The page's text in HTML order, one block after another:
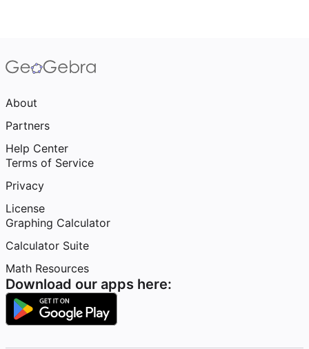
About
Partners
Help Center
Terms of Service
Privacy
License
Graphing Calculator
Calculator Suite
Math Resources
Download our apps here: